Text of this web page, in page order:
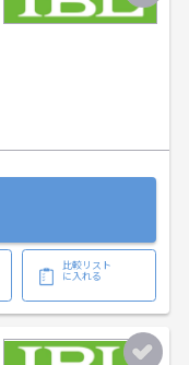
比較リスト
に入れる